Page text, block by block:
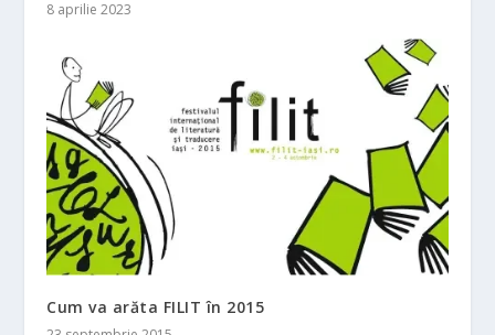
8 aprilie 2023
Cum va arăta FILIT în 2015